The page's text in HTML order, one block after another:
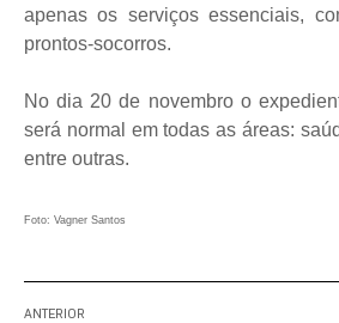
apenas os serviços essenciais,
prontos-socorros.
No dia 20 de novembro o
será normal em todas as áreas:
entre outras.
Foto: Vagner Santos
ANTERIOR